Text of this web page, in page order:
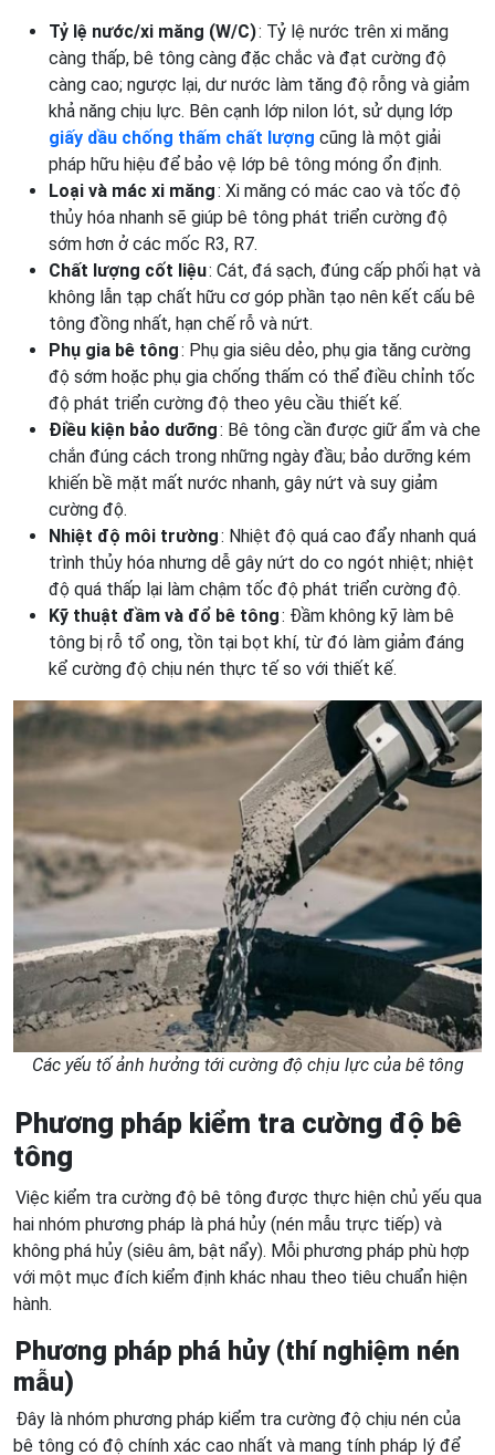
Tỷ lệ nước/xi măng (W/C): Tỷ lệ nước trên xi măng
càng thấp, bê tông càng đặc chắc và đạt cường độ
càng cao; ngược lại, dư nước làm tăng độ rỗng và giảm
khả năng chịu lực. Bên cạnh lớp nilon lót, sử dụng lớp
giấy dầu chống thấm chất lượng cũng là một giải
pháp hữu hiệu để bảo vệ lớp bê tông móng ổn định.
Loại và mác xi măng: Xi măng có mác cao và tốc độ
thủy hóa nhanh sẽ giúp bê tông phát triển cường độ
sớm hơn ở các mốc R3, R7.
Chất lượng cốt liệu: Cát, đá sạch, đúng cấp phối hạt và
không lẫn tạp chất hữu cơ góp phần tạo nên kết cấu bê
tông đồng nhất, hạn chế rỗ và nứt.
Phụ gia bê tông: Phụ gia siêu dẻo, phụ gia tăng cường
độ sớm hoặc phụ gia chống thấm có thể điều chỉnh tốc
độ phát triển cường độ theo yêu cầu thiết kế.
Điều kiện bảo dưỡng: Bê tông cần được giữ ẩm và che
chắn đúng cách trong những ngày đầu; bảo dưỡng kém
khiến bề mặt mất nước nhanh, gây nứt và suy giảm
cường độ.
Nhiệt độ môi trường: Nhiệt độ quá cao đẩy nhanh quá
trình thủy hóa nhưng dễ gây nứt do co ngót nhiệt; nhiệt
độ quá thấp lại làm chậm tốc độ phát triển cường độ.
Kỹ thuật đầm và đổ bê tông: Đầm không kỹ làm bê
tông bị rỗ tổ ong, tồn tại bọt khí, từ đó làm giảm đáng
kể cường độ chịu nén thực tế so với thiết kế.
Các yếu tố ảnh hưởng tới cường độ chịu lực của bê tông
Phương pháp kiểm tra cường độ bê
tông
Việc kiểm tra cường độ bê tông được thực hiện chủ yếu qua
hai nhóm phương pháp là phá hủy (nén mẫu trực tiếp) và
không phá hủy (siêu âm, bật nẩy). Mỗi phương pháp phù hợp
với một mục đích kiểm định khác nhau theo tiêu chuẩn hiện
hành.
Phương pháp phá hủy (thí nghiệm nén
mẫu)
Đây là nhóm phương pháp kiểm tra cường độ chịu nén của
bê tông có độ chính xác cao nhất và mang tính pháp lý để